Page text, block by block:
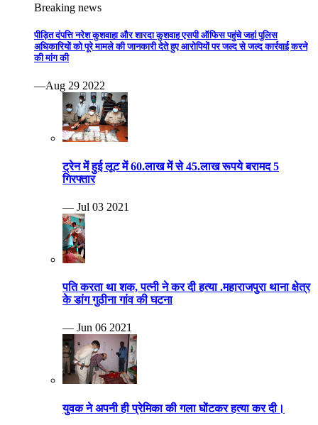
Breaking news
पीड़ित दंपत्ति नरेश कुशवाहा और शारदा कुशवाह एसपी ऑफिस पहुंचे जहां पुलिस
अधिकारियों को पूरे मामले की जानकारी देते हुए आरोपियों पर जल्द से जल्द कार्रवाई करने
की मांग की
—Aug 29 2022
ट्रेन में हुई लूट में 60.लाख में से 45.लाख रूपये बरामद 5
गिरफ्तार
— Jul 03 2021
पति करता था शक, पत्नी ने कर दी हत्या .महाराजपुरा थाना क्षेत्र
के डांग गुठीना गांव की घटना
— Jun 06 2021
युवक ने अपनी ही प्रेमिका की गला घोंटकर हत्या कर दी।